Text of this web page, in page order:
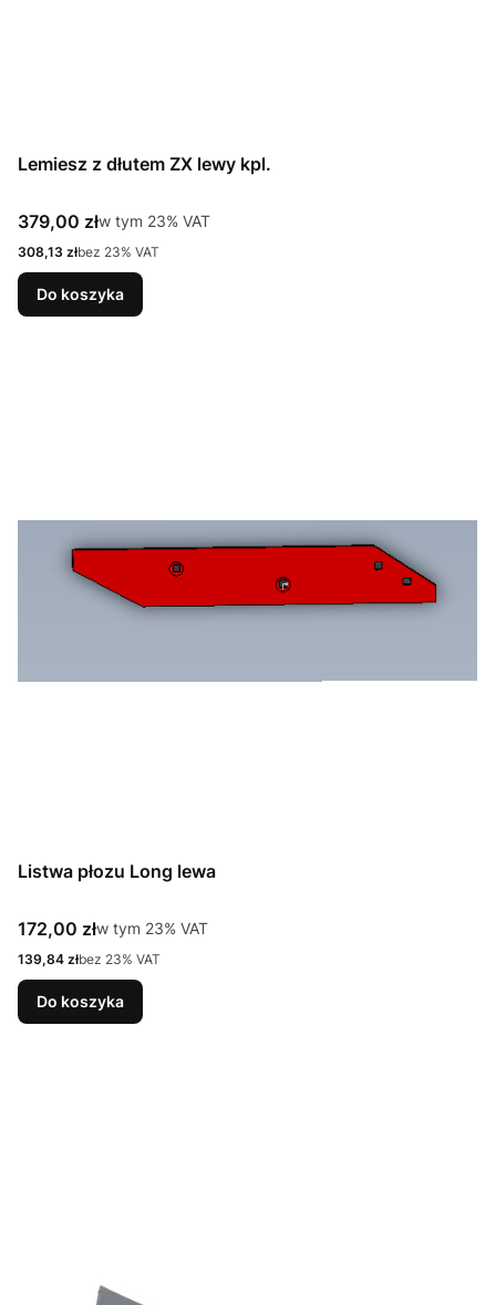
Lemiesz z dłutem ZX lewy kpl.
Cena brutto
379,00 złw tym %s VAT
w tym 23% VAT
Cena netto
308,13 złbez 23% VAT
Do koszyka
Listwa płozu Long lewa
Cena brutto
172,00 złw tym %s VAT
w tym 23% VAT
Cena netto
139,84 złbez 23% VAT
Do koszyka